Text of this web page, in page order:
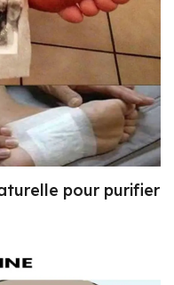
pour purifier